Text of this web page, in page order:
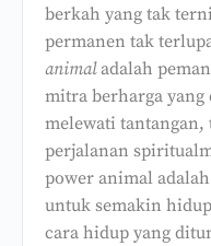
berkah yang tak
permanen tak
animaladalah
mitra berharga yang
melewati
perjalanan
power animal
untuk semakin
cara hidup yang